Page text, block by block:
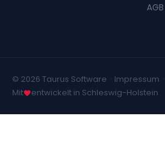
AGB
© 2026 Taurus Software · Impressum ·
Mit
entwickelt in Schleswig-Holstein